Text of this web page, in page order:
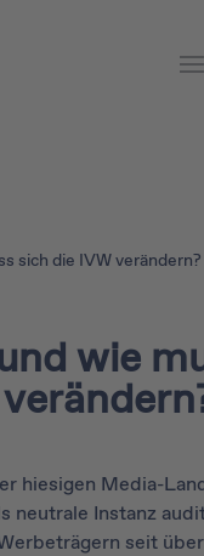
sich die IVW verändern?
wie
hiesigen Media-
neutrale Instanz
seit